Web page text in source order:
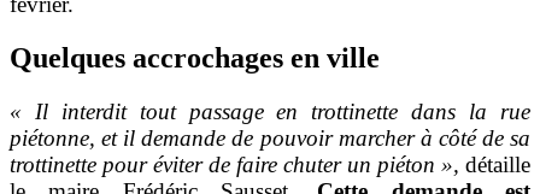
Quelques accrochages en ville
« Il interdit tout passage en trottinette dans la rue
piétonne, et il demande de pouvoir marcher à côté de sa
trottinette pour éviter de faire chuter un piéton », détaille